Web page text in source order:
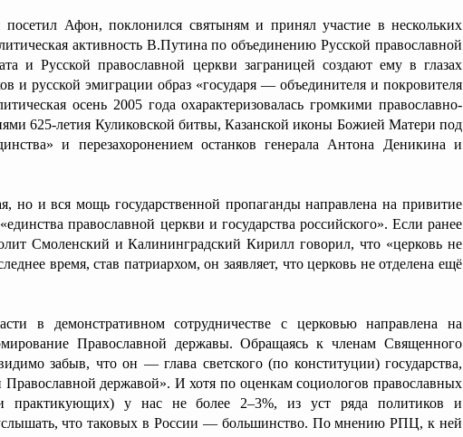
Афон, поклонился святыням и принял участие в нескольких
активность В.Путина по объединению Русской православной
и Русской православной церкви заграницей создают ему в глазах
и русской эмиграции образ «государя — объединителя и покровителя
осень 2005 года охарактеризовалась громкими православно-
625-летия Куликовской битвы, Казанской иконы Божией Матери под
и перезахоронением останков генерала Антона Деникина и
но и вся мощь государственной пропаганды направлена на привитие
православной церкви и государства российского». Если ранее
Смоленский и Калининградский Кирилл говорил, что «церковь не
время, став патриархом, он заявляет, что церковь не отделена ещё
в демонстративном сотрудничестве с церковью направлена на
Православной державы. Обращаясь к членам Священного
забыв, что он — глава светского (по конституции) государства,
державой». И хотя по оценкам социологов православных
практикующих) у нас не более 2–3%, из уст ряда политиков и
что таковых в России — большинство. По мнению РПЦ, к ней